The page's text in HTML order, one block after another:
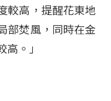
較高，提醒花東地
部焚風，同時在金
。」